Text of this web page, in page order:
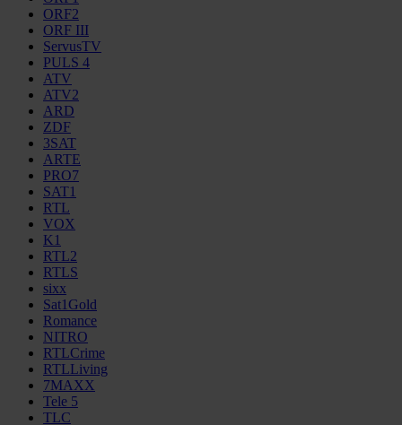
ORF2
ORF III
ServusTV
PULS 4
ATV
ATV2
ARD
ZDF
3SAT
ARTE
PRO7
SAT1
RTL
VOX
K1
RTL2
RTLS
sixx
Sat1Gold
Romance
NITRO
RTLCrime
RTLLiving
7MAXX
Tele 5
TLC